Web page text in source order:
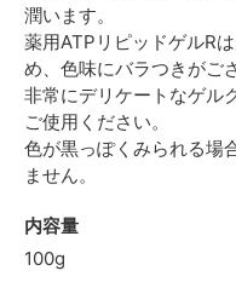
潤います。
薬用ATPリピッドゲルR
め、色味にバラつきがご
非常にデリケートなゲル
ご使用ください。
色が黒っぽくみられる場
ません。
内容量
100g